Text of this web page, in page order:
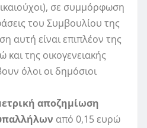
σε συμμόρφωση
του Συμβουλίου της
αυτή είναι επιπλέον της
της οικογενειακής
όλοι οι δημόσιοι
αποζημίωση
από 0,15 ευρώ